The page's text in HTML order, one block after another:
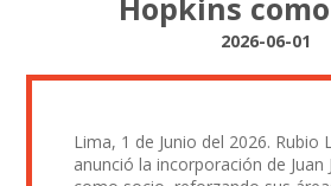
2026-06-01
Lima, 1 de Junio del 2026. Rubio
anunció la incorporación de Juan